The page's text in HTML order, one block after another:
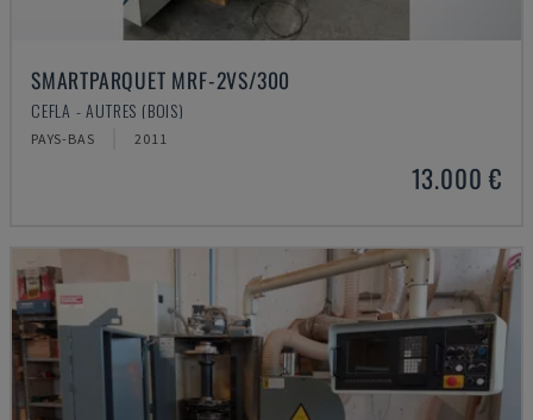
SMARTPARQUET MRF-2VS/300
CEFLA - AUTRES (BOIS)
PAYS-BAS 2011
13.000 €